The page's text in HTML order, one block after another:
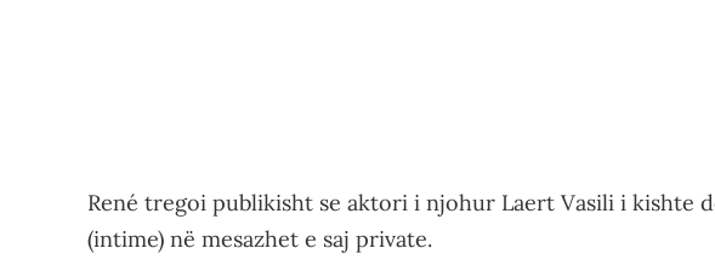
René tregoi publikisht se aktori i njohur Laert Vasili i kishte
(intime) në mesazhet e saj private.